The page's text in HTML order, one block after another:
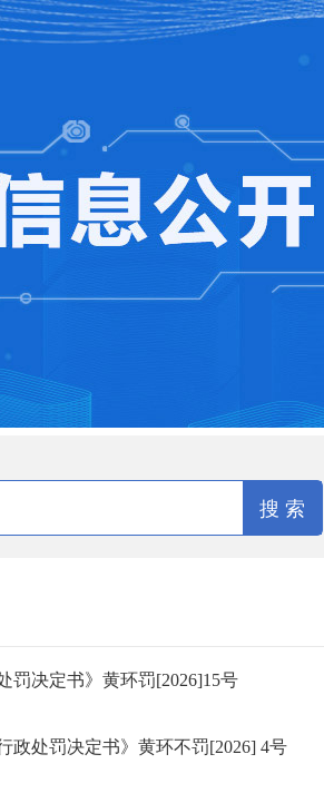
搜 索
罚决定书》黄环罚[2026]15号
政处罚决定书》黄环不罚[2026] 4号